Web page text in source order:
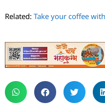
Related: Take your coffee